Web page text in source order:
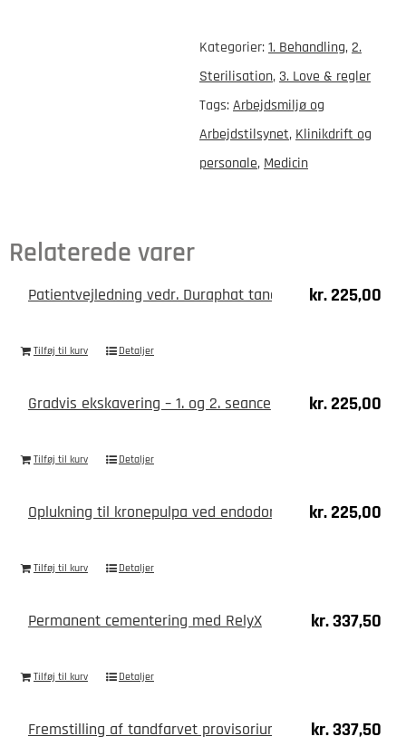
Kategorier:1. Behandling,2.
Sterilisation, 3. Love & regler
Tags:Arbejdsmiljø og
Arbejdstilsynet, Klinikdrift og
personale, Medicin
Relaterede varer
Patientvejledning vedr. Duraphat tandpastakr.225,00
Tilføj til kurv Detaljer
Gradvis ekskavering – 1. og 2. seance kr.225,00
Tilføj til kurv Detaljer
Oplukning til kronepulpa ved endodontisk behandling
kr.225,00
Tilføj til kurv Detaljer
Permanent cementering med RelyX kr.337,50
Tilføj til kurv Detaljer
Fremstilling af tandfarvet provisorium til enkelttænder
kr.337,50